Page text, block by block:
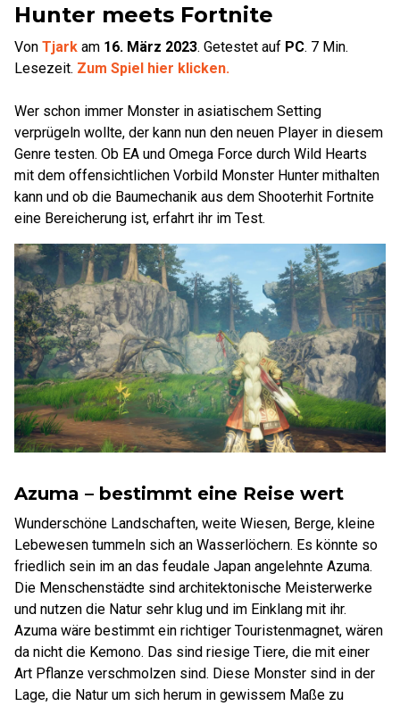
Hunter meets Fortnite
Von Tjark am 16. März 2023. Getestet auf PC. 7 Min.
Lesezeit. Zum Spiel hier klicken.
Wer schon immer Monster in asiatischem Setting
verprügeln wollte, der kann nun den neuen Player in diesem
Genre testen. Ob EA und Omega Force durch Wild Hearts
mit dem offensichtlichen Vorbild Monster Hunter mithalten
kann und ob die Baumechanik aus dem Shooterhit Fortnite
eine Bereicherung ist, erfahrt ihr im Test.
Azuma – bestimmt eine Reise wert
Wunderschöne Landschaften, weite Wiesen, Berge, kleine
Lebewesen tummeln sich an Wasserlöchern. Es könnte so
friedlich sein im an das feudale Japan angelehnte Azuma.
Die Menschenstädte sind architektonische Meisterwerke
und nutzen die Natur sehr klug und im Einklang mit ihr.
Azuma wäre bestimmt ein richtiger Touristenmagnet, wären
da nicht die Kemono. Das sind riesige Tiere, die mit einer
Art Pflanze verschmolzen sind. Diese Monster sind in der
Lage, die Natur um sich herum in gewissem Maße zu